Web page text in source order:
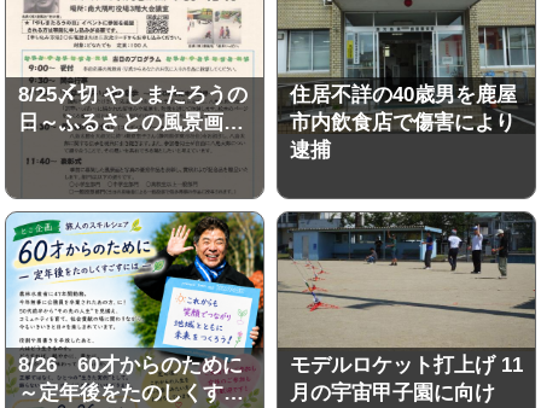
8/25〆切 やしまたろうの
日～ふるさとの風景画…
住居不詳の40歳男を鹿屋
市内飲食店で傷害により
逮捕
8/26 60才からのために
～定年後をたのしくす…
モデルロケット打上げ 11
月の宇宙甲子園に向け